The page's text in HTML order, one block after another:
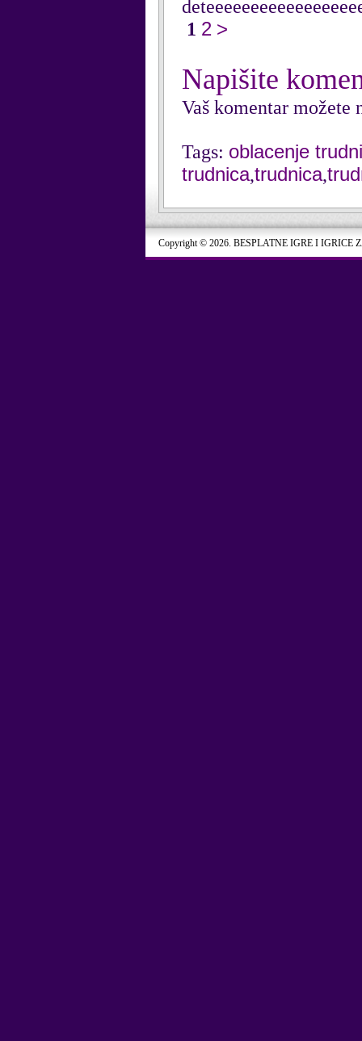
1 2 >
Napišite
Vaš komentar možete
Tags: oblacenje
trudnica,trudnica,
Copyright © 2026. BESPLATNE IGRE I IGRICE